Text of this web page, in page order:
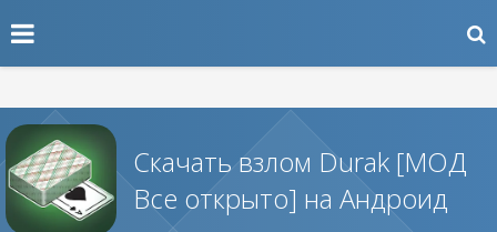
Скачать взлом Durak [МОД
Все открыто] на Андроид